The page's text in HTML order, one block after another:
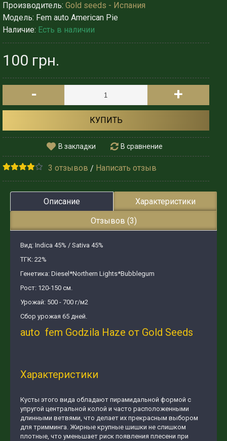
Производитель: Gold seeds - Испания
Модель: Fem auto American Pie
Наличие: Есть в наличии
100 грн.
-
+
КУПИТЬ
В закладки В сравнение
3 отзывов / Написать отзыв
Описание
Характеристики
Отзывов (3)
Вид: Indica 45% / Sativa 45%
ТГК: 22%
Генетика: Diesel*Northern Lights*Bubblegum
Рост: 120-150 см.
Урожай: 500 - 700 г/м2
Сбор урожая 65 дней.
auto fem Godzila Haze от Gold Seeds
Характеристики
Кусты этого вида обладают пирамидальной формой с
упругой центральной колой и часто расположенными
длинными ветвями, что делает их прекрасным выбором
для тримминга. Жирные крупные шишки не слишком
плотные, что уменьшает риск появления плесени при